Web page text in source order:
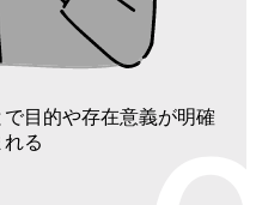
目的や存在意義が明確
る